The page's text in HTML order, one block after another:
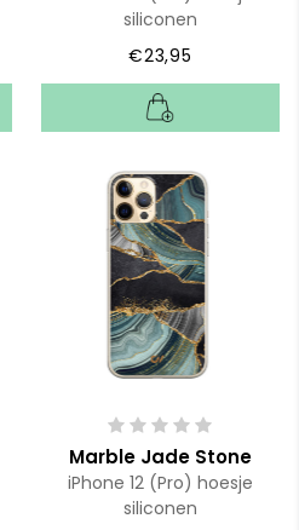
siliconen
€23,95
Marble Jade Stone
iPhone 12 (Pro) hoesje
siliconen